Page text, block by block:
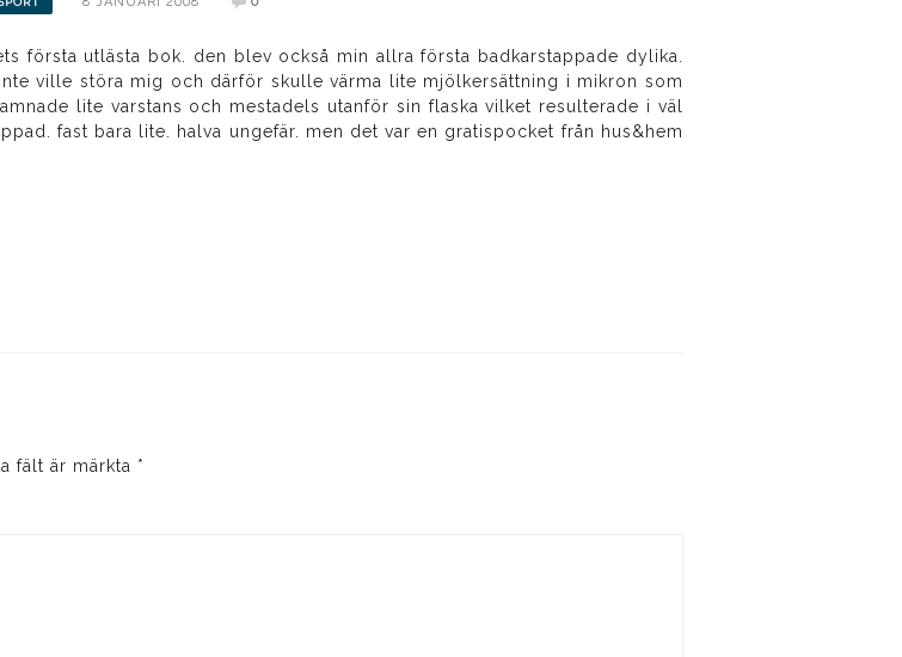
första utlästa bok. den blev också min allra första badkarstappade dylika.
ville störa mig och därför skulle värma lite mjölkersättning i mikron som
lite varstans och mestadels utanför sin flaska vilket resulterade i väl
fast bara lite. halva ungefär. men det var en gratispocket från hus&hem
fält är märkta *